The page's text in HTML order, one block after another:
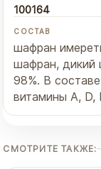
100164
СОСТАВ
шафран
шафран, дикий
98%. В
витамины А, D,
СМОТРИТЕ ТАКЖЕ: